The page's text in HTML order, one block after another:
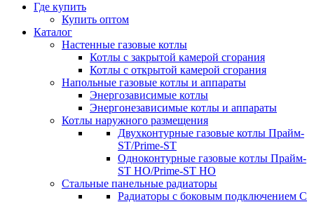
Где купить
Купить оптом
Каталог
Настенные газовые котлы
Котлы с закрытой камерой сгорания
Котлы с открытой камерой сгорания
Напольные газовые котлы и аппараты
Энергозависимые котлы
Энергонезависимые котлы и аппараты
Котлы наружного размещения
Двухконтурные газовые котлы Прайм-
ST/Prime-ST
Одноконтурные газовые котлы Прайм-
ST HO/Prime-ST HO
Стальные панельные радиаторы
Радиаторы c боковым подключением C